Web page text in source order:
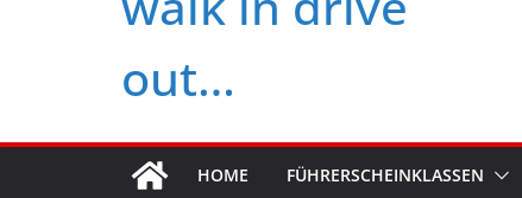
out…
HOME FÜHRERSCHEINKLASSEN